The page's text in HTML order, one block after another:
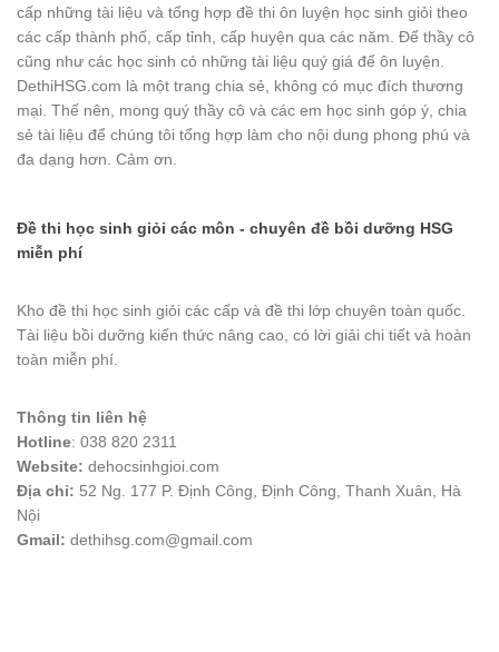
cấp những tài liệu và tổng hợp đề thi ôn luyện học sinh giỏi theo
các cấp thành phố, cấp tỉnh, cấp huyện qua các năm. Để thầy cô
cũng như các học sinh có những tài liệu quý giá để ôn luyện.
DethiHSG.com là một trang chia sẻ, không có mục đích thương
mại. Thế nên, mong quý thầy cô và các em học sinh góp ý, chia
sẻ tài liệu để chúng tôi tổng hợp làm cho nội dung phong phú và
đa dạng hơn. Cảm ơn.
Đề thi học sinh giỏi các môn - chuyên đề bồi dưỡng HSG
miễn phí
Kho đề thi học sinh giỏi các cấp và đề thi lớp chuyên toàn quốc.
Tài liệu bồi dưỡng kiến thức nâng cao, có lời giải chi tiết và hoàn
toàn miễn phí.
Thông tin liên hệ
Hotline: 038 820 2311
Website: dehocsinhgioi.com
Địa chỉ: 52 Ng. 177 P. Định Công, Định Công, Thanh Xuân, Hà
Nội
Gmail: dethihsg.com@gmail.com